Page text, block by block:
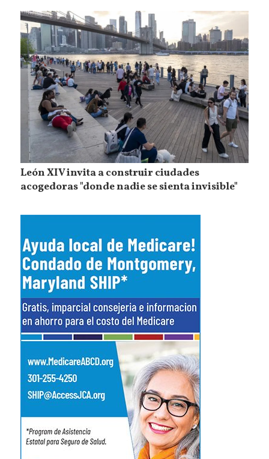
León XIV invita a construir ciudades
acogedoras "donde nadie se sienta invisible"